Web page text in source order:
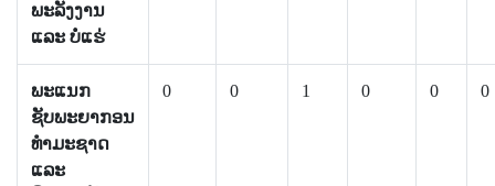
ພະລັງງານ
ແລະ ບໍ່ແຮ່
ພະແນກ
ຊັບພະຍາກອນ
ທຳມະຊາດ
ແລະ
0 0 1 0 0 0